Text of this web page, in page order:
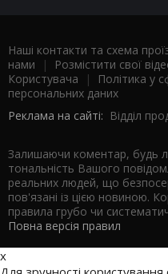
Наші контакти та схема
нами | Розмістити свої
Користувача |
Політика у
персональних даних
Реклама на сайті: Відділ
Залишаючи коментар, будь
тональність Вашого
реальних людей, що
пов'язані із цією новиною.
правила грубо чи
Повна версія правил
x